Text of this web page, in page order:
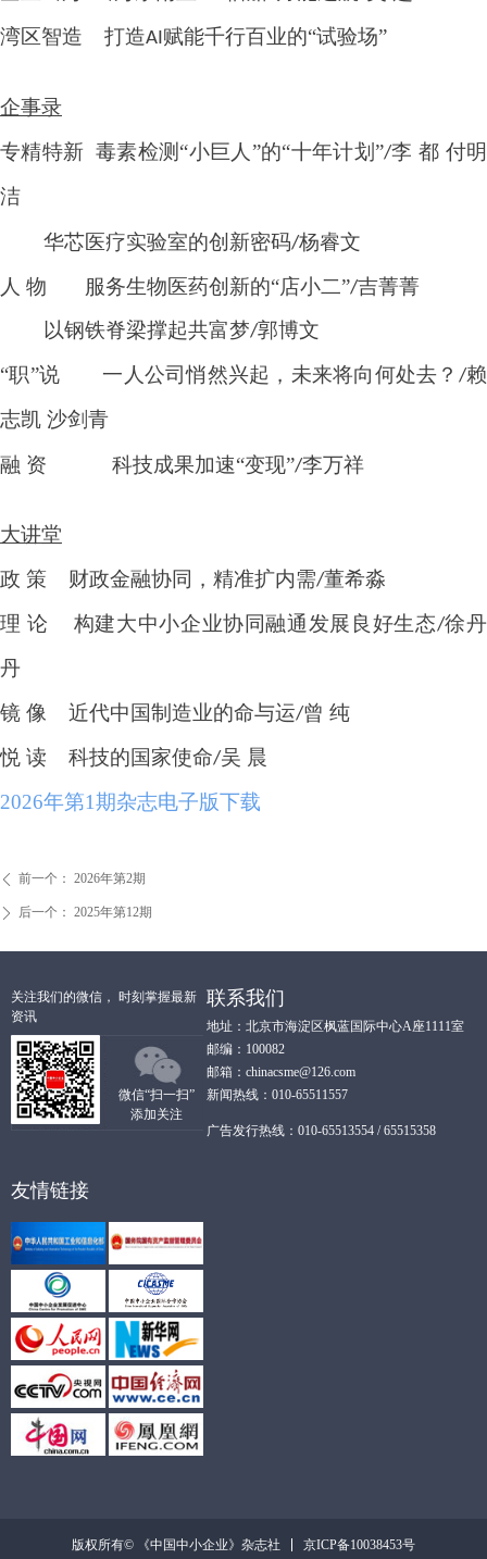
湾区智造
打造AI赋能千行百业的“试验场”
企事录
专精特新 毒素检测 “小巨人”的“十年计划”/李 都 付明
洁
华芯医疗实验室的创新密码/杨睿文
人 物 服务生物医药创新的“店小二”/吉菁菁
以钢铁脊梁撑起共富梦/郭博文
“职”说
一人公司悄然兴起，未来将向何处去？ /赖
志凯 沙剑青
融 资 科技成果加速“变现”/李万祥
大讲堂
政 策 财政金融协同，精准扩内需/董希淼
理 论 构建大中小企业协同融通发展良好生态/徐丹
丹
镜 像 近代中国制造业的命与运/曾 纯
悦 读 科技的国家使命/吴 晨
2026年第1期杂志电子版下载
ꄴ 前一个： 2026年第2期
ꄲ 后一个： 2025年第12期
关注我们的微信， 时刻掌握最新
资讯
微信“扫一扫”
添加关注
联系我们
地址：北京市海淀区枫蓝国际中心A座1111室
邮编：100082
邮箱：chinacsme@126.com
新闻热线：010-65511557
广告发行热线：010-65513554 / 65515358
友情链接
版权所有© 《中国中小企业》杂志社 京ICP备10038453号